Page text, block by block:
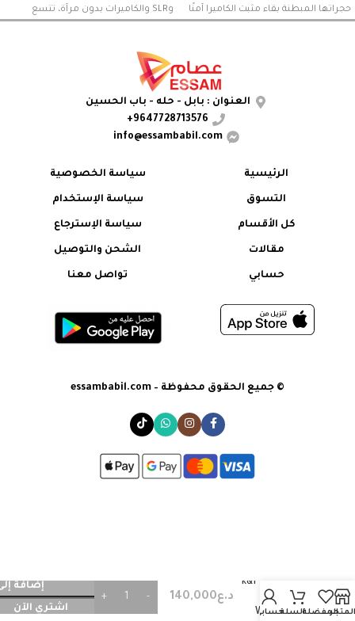
حجراتها المبطنة بقاء مثبت الكاميرا آمنًا
وSLR والكاميرات بدون مرآة، تتسع
العنوان : بابل - حله - باب الحسين
9647728713576+
info@essambabil.com
الرئيسية
التسوق
كل الأقسام
مقالات
حسابي
سياسة الخصوصية
سياسة الإستخدام
سياسة الإسترجاع
الشحن والتوصيل
تواصل معنا
© جميع الحقوق محفوظة – essambabil.com
k&f Backpack
32L Star
Wander03
د.ع140,000
إضافة
اشتري الآن
المتجرالمفضلةالسلةحسابي